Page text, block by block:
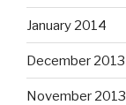
January 2014
December 2013
November 2013